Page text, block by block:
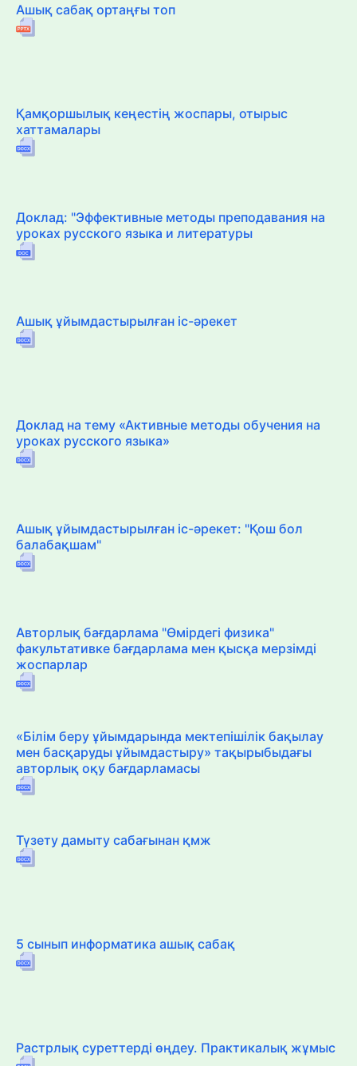
Ашық сабақ ортаңғы топ
Қамқоршылық кеңестің жоспары, отырыс
хаттамалары
Доклад: "Эффективные методы преподавания на
уроках русского языка и литературы
Ашық ұйымдастырылған іс-әрекет
Доклад на тему «Активные методы обучения на
уроках русского языка»
Ашық ұйымдастырылған іс-әрекет: "Қош бол
балабақшам"
Авторлық бағдарлама "Өмірдегі физика"
факультативке бағдарлама мен қысқа мерзімді
жоспарлар
«Білім беру ұйымдарында мектепішілік бақылау
мен басқаруды ұйымдастыру» тақырыбыдағы
авторлық оқу бағдарламасы
Түзету дамыту сабағынан қмж
5 сынып информатика ашық сабақ
Растрлық суреттерді өңдеу. Практикалық жұмыс